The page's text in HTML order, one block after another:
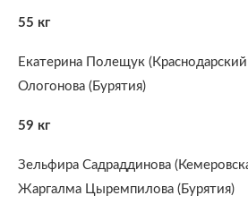
55 кг
Екатерина Полещук
Ологонова (Бурятия)
59 кг
Зельфира Садраддинова
Жаргалма Цыремпилова (Бурятия)